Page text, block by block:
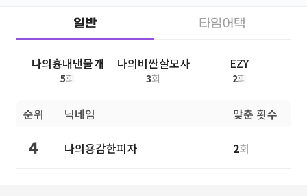
일반 타임어택
나의흉내낸물개
5회
나의비싼살모사
3회
EZY
2회
순위 닉네임 맞춘 횟수
4 나의용감한피자 2회